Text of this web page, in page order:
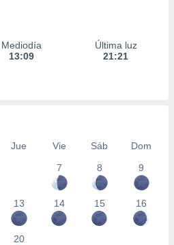
Mediodía
13:09
Última luz
21:21
Jue Vie Sáb
Dom
7
8 9
13 14 15 16
20